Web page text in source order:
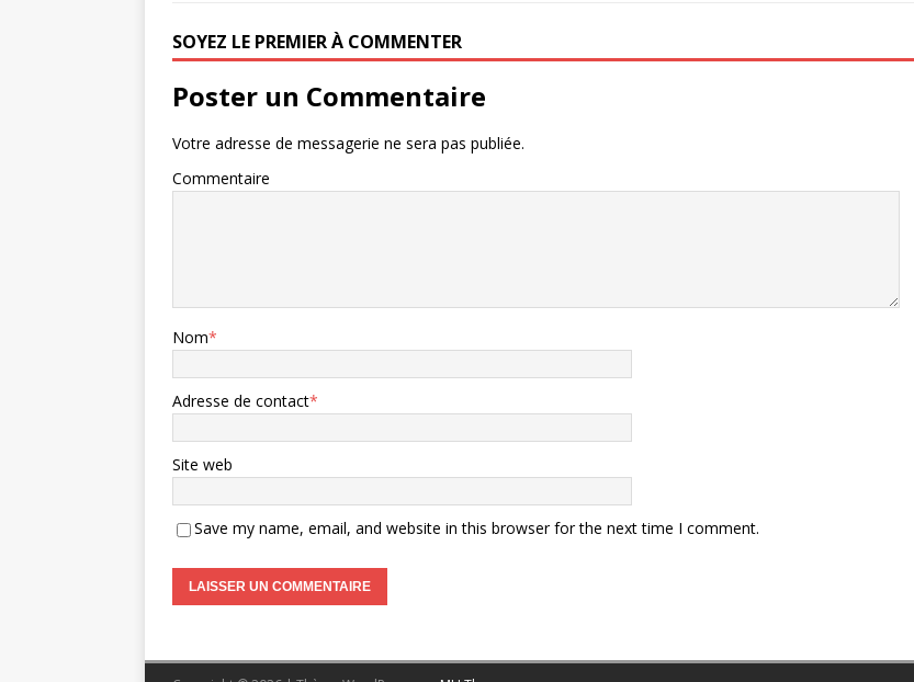
SOYEZ LE PREMIER À COMMENTER
Poster un Commentaire
Votre adresse de messagerie ne sera pas publiée.
Commentaire
Nom*
Adresse de contact*
Site web
Save my name, email, and website in this browser for the next time I comment.